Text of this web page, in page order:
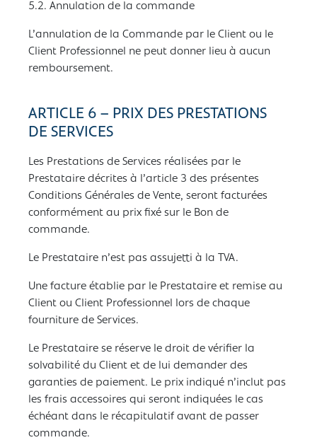
5.2. Annulation de la commande
L’annulation de la Commande par le Client ou le
Client Professionnel ne peut donner lieu à aucun
remboursement.
ARTICLE 6 – PRIX DES PRESTATIONS
DE SERVICES
Les Prestations de Services réalisées par le
Prestataire décrites à l’article 3 des présentes
Conditions Générales de Vente, seront facturées
conformément au prix fixé sur le Bon de
commande.
Le Prestataire n’est pas assujetti à la TVA.
Une facture établie par le Prestataire et remise au
Client ou Client Professionnel lors de chaque
fourniture de Services.
Le Prestataire se réserve le droit de vérifier la
solvabilité du Client et de lui demander des
garanties de paiement. Le prix indiqué n’inclut pas
les frais accessoires qui seront indiquées le cas
échéant dans le récapitulatif avant de passer
commande.